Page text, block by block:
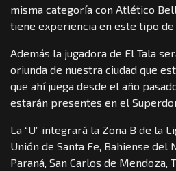
misma categoría con Atlético
tiene experiencia en este tipo
Además la jugadora de El Tala
oriunda de nuestra ciudad que
que ahí juega desde el año
estarán presentes en el
La “U” integrará la Zona B de la
Unión de Santa Fe, Bahiense del
Paraná, San Carlos de Mendoza,